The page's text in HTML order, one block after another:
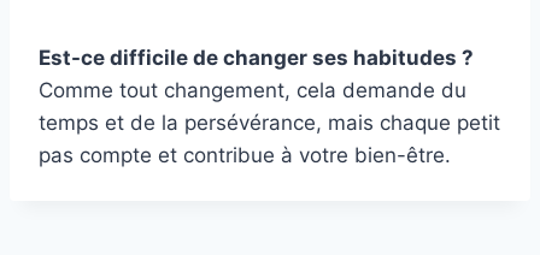
Est-ce difficile de changer ses habitudes ?
Comme tout changement, cela demande du
temps et de la persévérance, mais chaque petit
pas compte et contribue à votre bien-être.